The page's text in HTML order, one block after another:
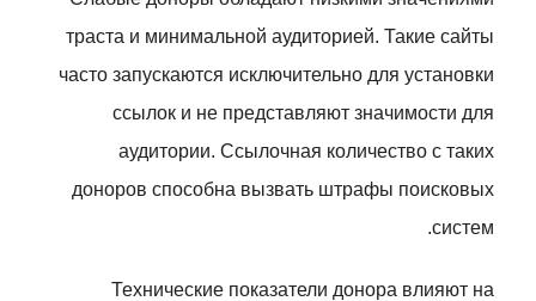
траста и минимальной аудиторией. Такие сайты
часто запускаются исключительно для установки
ссылок и не представляют значимости для
аудитории. Ссылочная количество с таких
доноров способна вызвать штрафы поисковых
систем.
Технические показатели донора влияют на